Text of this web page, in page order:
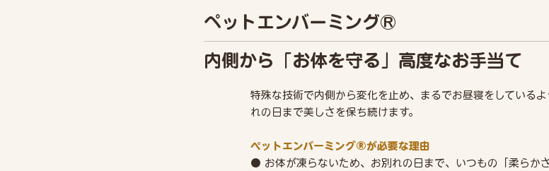
ペットエンバーミング®
内側から「お体を守る」高度なお手当て
特殊な技術で内側から変化を止め、まるでお昼寝をしている
れの日まで美しさを保ち続けます。
ペットエンバーミング®が必要な理由
● お体が凍らないため、お別れの日まで、いつもの「柔らか